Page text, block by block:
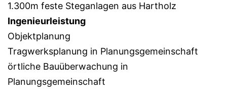
1.300m feste Steganlagen aus Hartholz
Ingenieurleistung
Objektplanung
Tragwerksplanung in Planungsgemeinschaft
örtliche Bauüberwachung in
Planungsgemeinschaft